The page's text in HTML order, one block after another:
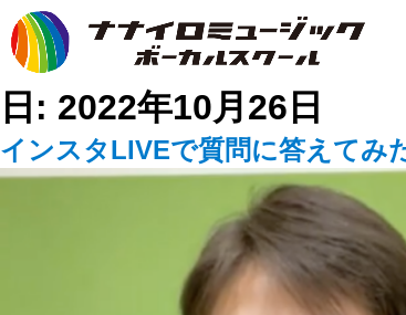
日: 2022年10月26日
インスタLIVEで質問に答えてみ